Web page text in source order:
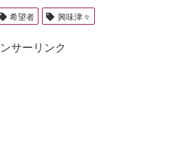
希望者 興味津々
サーリンク